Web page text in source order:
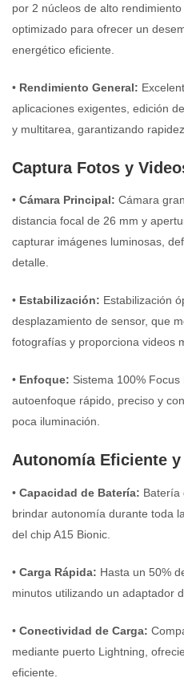
por 2 núcleos de alto
optimizado para ofrecer un
energético eficiente.
• Rendimiento General:
aplicaciones exigentes, edición
y multitarea, garantizando
Captura Fotos y
• Cámara Principal: Cámara
distancia focal de 26 mm y
capturar imágenes luminosas,
detalle.
• Estabilización: Estabilización
desplazamiento de sensor, que
fotografías y proporciona videos
• Enfoque: Sistema 100%
autoenfoque rápido, preciso y
poca iluminación.
Autonomía Eficiente y
• Capacidad de Batería: Batería
brindar autonomía durante toda
del chip A15 Bionic.
• Carga Rápida: Hasta un 50%
minutos utilizando un adaptador
• Conectividad de Carga:
mediante puerto Lightning,
eficiente.